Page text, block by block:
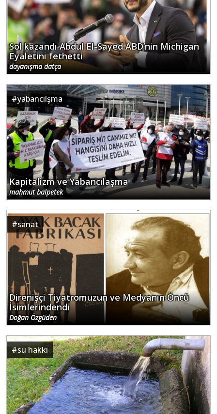
Sol kazandı Abdul El-Sayed ABD’nin Michigan
Eyaletini fethetti
dayanışma datça
#yabancılşma
Kapitalizm ve Yabancılaşma
mahmut balpetek
#sanat
Direnişçi Tiyatromuzun ve Medyanın Öncü
İsimlerindendi
Doğan Özgüden
#su hakkı